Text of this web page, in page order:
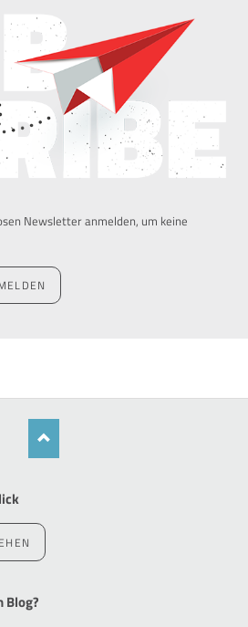
Newsletter anmelden, um keine
Blog?